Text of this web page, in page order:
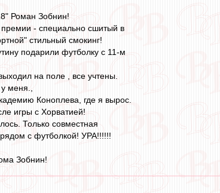
Роман Зобнин!
- специально сшитый в
стильный смокинг!
подарили футболку с 11-м
на поле , все учтены.
меня.,
Коноплева, где я вырос.
игры с Хорватией!
Только совместная
с футболкой! УРА!!!!!!
Зобнин!